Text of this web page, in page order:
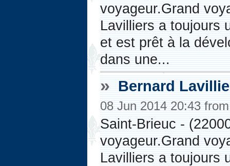
voyageur.Grand
Lavilliers a toujours
et est prêt à la
dans une...
» Bernard
08 Jun 2014 20:43
Saint-Brieuc -
voyageur.Grand
Lavilliers a toujours